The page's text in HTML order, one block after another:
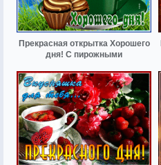
Прекрасная открытка Хорошего
дня! С пирожными